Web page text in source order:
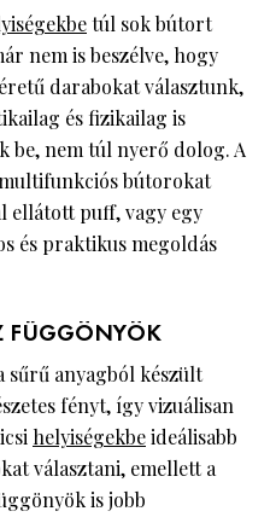
túl sok bútort
nem is beszélve, hogy
darabokat választunk,
és fizikailag is
be, nem túl nyerő dolog. A
bútorokat
ellátott puff, vagy egy
és praktikus megoldás
FÜGGÖNYÖK
sűrű anyagból készült
fényt, így vizuálisan
helyiségekbeideálisabb
választani, emellett a
is jobb